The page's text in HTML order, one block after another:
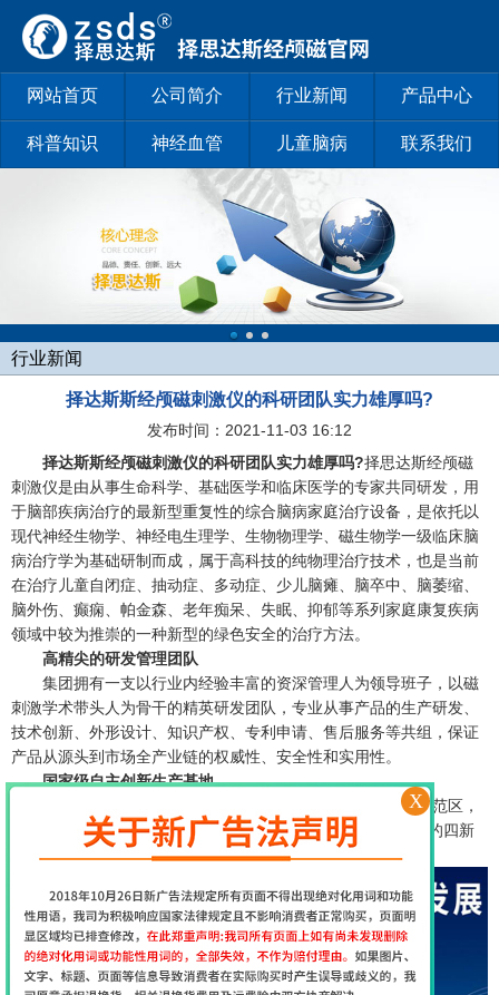
网站首页 公司简介 行业新闻 产品中心
科普知识 神经血管 儿童脑病 联系我们
行业新闻
择达斯斯经颅磁刺激仪的科研团队实力雄厚吗?
发布时间：2021-11-03 16:12
择达斯斯经颅磁刺激仪的科研团队实力雄厚吗?择思达斯经颅磁
刺激仪是由从事生命科学、基础医学和临床医学的专家共同研发，用
于脑部疾病治疗的最新型重复性的综合脑病家庭治疗设备，是依托以
现代神经生物学、神经电生理学、生物物理学、磁生物学一级临床脑
病治疗学为基础研制而成，属于高科技的纯物理治疗技术，也是当前
在治疗儿童自闭症、抽动症、多动症、少儿脑瘫、脑卒中、脑萎缩、
脑外伤、癫痫、帕金森、老年痴呆、失眠、抑郁等系列家庭康复疾病
领域中较为推崇的一种新型的绿色安全的治疗方法。
高精尖的研发管理团队
集团拥有一支以行业内经验丰富的资深管理人为领导班子，以磁
刺激学术带头人为骨干的精英研发团队，专业从事产品的生产研发、
技术创新、外形设计、知识产权、专利申请、售后服务等共组，保证
产品从源头到市场全产业链的权威性、安全性和实用性。
国家级自主创新生产基地
择思达斯经颅磁刺激仪的生产基地坐落于国家自主创新示范区，
实施以科技创新为引领的“新技术、新产业、新业态、新模式”的四新
经济战略，打造智能化生产流程，实现高效作业。
X